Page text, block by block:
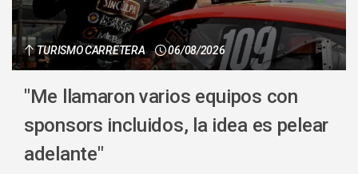
TURISMO CARRETERA 06/08/2026
"Me llamaron varios equipos con
sponsors incluidos, la idea es pelear
adelante"